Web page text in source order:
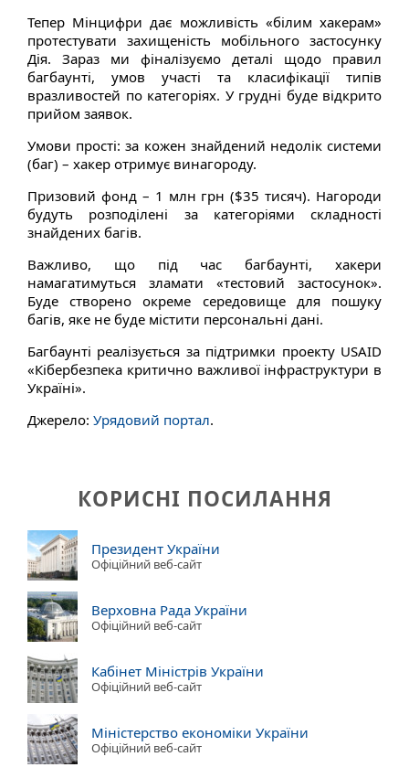
Тепер Мінцифри дає можливість «білим хакерам»
протестувати захищеність мобільного застосунку
Дія. Зараз ми фіналізуємо деталі щодо правил
багбаунті, умов участі та класифікації типів
вразливостей по категоріях. У грудні буде відкрито
прийом заявок.
Умови прості: за кожен знайдений недолік системи
(баг) – хакер отримує винагороду.
Призовий фонд – 1 млн грн ($35 тисяч). Нагороди
будуть розподілені за категоріями складності
знайдених багів.
Важливо, що під час багбаунті, хакери
намагатимуться зламати «тестовий застосунок».
Буде створено окреме середовище для пошуку
багів, яке не буде містити персональні дані.
Багбаунті реалізується за підтримки проекту USAID
«Кібербезпека критично важливої інфраструктури в
Україні».
Джерело: Урядовий портал.
КОРИСНІ ПОСИЛАННЯ
Президент України
Офіційний веб-сайт
Верховна Рада України
Офіційний веб-сайт
Кабінет Міністрів України
Офіційний веб-сайт
Міністерство економіки України
Офіційний веб-сайт